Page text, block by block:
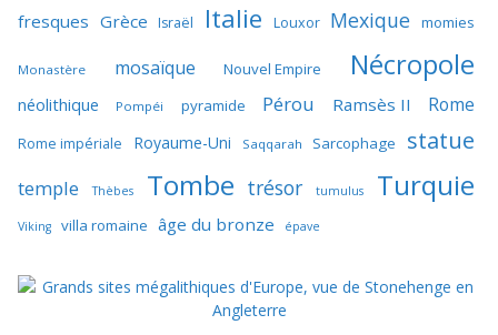
fresques Grèce Israël Italie Louxor Mexique momies
Monastère mosaïque Nouvel Empire Nécropole
néolithique Pompéi pyramide Pérou Ramsès II Rome
Rome impériale Royaume-Uni Saqqarah Sarcophage statue
temple Thèbes Tombe trésor tumulus Turquie
Viking villa romaine âge du bronze épave